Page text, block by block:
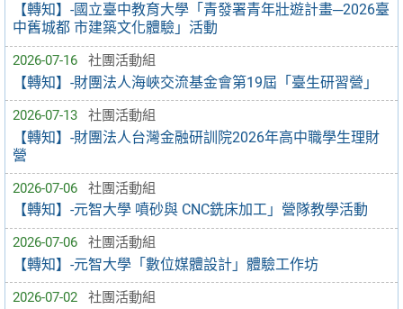
【轉知】-國立臺中教育大學「青發署青年壯遊計畫─2026臺
中舊城都 市建築文化體驗」活動
2026-07-16 社團活動組
【轉知】-財團法人海峽交流基金會第19屆「臺生研習營」
2026-07-13 社團活動組
【轉知】-財團法人台灣金融研訓院2026年高中職學生理財
營
2026-07-06 社團活動組
【轉知】-元智大學 噴砂與 CNC銑床加工」營隊教學活動
2026-07-06 社團活動組
【轉知】-元智大學「數位媒體設計」體驗工作坊
2026-07-02 社團活動組